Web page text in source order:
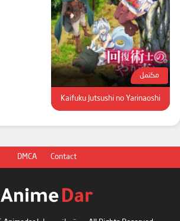
مكتمل
Kaifuku Jutsushi no Yarinaoshi
DMCA Contact